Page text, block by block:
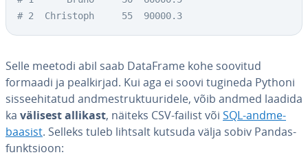
# 2  Christoph     55  90000.3
Selle meetodi abil saab DataFrame kohe soovitud
formaadi ja peal­kir­jad. Kui aga ei soovi tugineda Pythoni
sis­se­ehi­ta­tud and­me­st­ruk­tuu­ri­dele, võib andmed laadida
ka välisest allikast, näiteks CSV-failist või SQL-and­me­
baasist. Selleks tuleb lihtsalt kutsuda välja sobiv Pandas-
funkt­sioon: